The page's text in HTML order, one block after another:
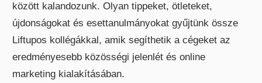
között kalandozunk. Olyan tippeket, ötleteket,
újdonságokat és esettanulmányokat gyűjtünk össze
Liftupos kollégákkal, amik segíthetik a cégeket az
eredményesebb közösségi jelenlét és online
marketing kialakításában.